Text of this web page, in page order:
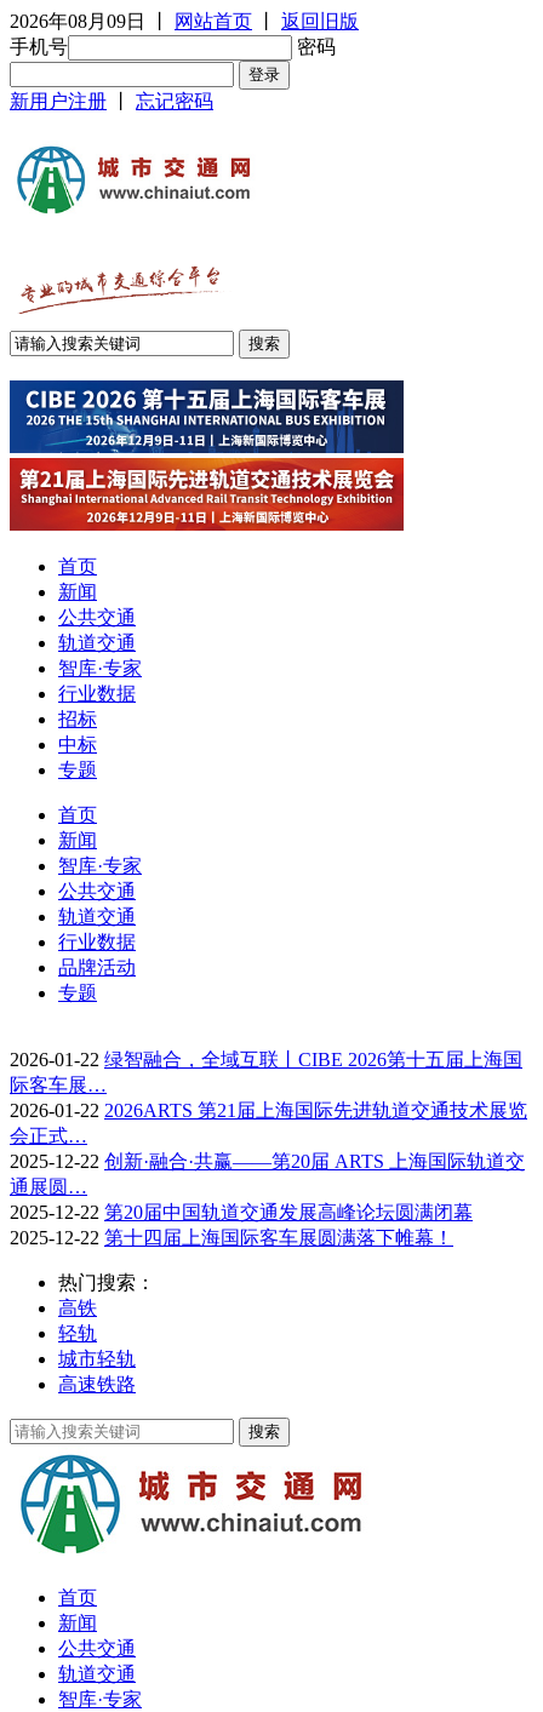
2026年08月09日 网站首页
返回旧版
手机号
密码
新用户注册 忘记密码
首页
新闻
公共交通
轨道交通
智库·专家
行业数据
招标
中标
专题
首页
新闻
智库·专家
公共交通
轨道交通
行业数据
品牌活动
专题
2026-01-22 绿智融合，全域互联丨CIBE 2026第十五届上海国
际客车展…
2026-01-22 2026ARTS 第21届上海国际先进轨道交通技术展览
会正式…
2025-12-22 创新·融合·共赢——第20届 ARTS 上海国际轨道交
通展圆…
2025-12-22 第20届中国轨道交通发展高峰论坛圆满闭幕
2025-12-22 第十四届上海国际客车展圆满落下帷幕！
热门搜索：
高铁
轻轨
城市轻轨
高速铁路
首页
新闻
公共交通
轨道交通
智库·专家